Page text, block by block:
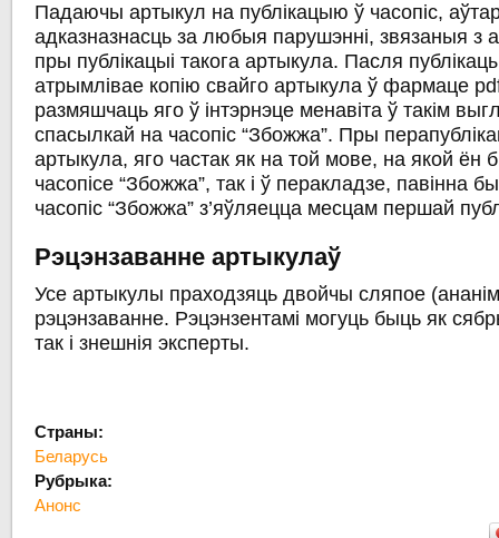
Падаючы артыкул на публікацыю ў часопіс,
адказназнасць за любыя парушэнні, звязаныя з
пры публікацыі такога артыкула. Пасля
атрымлівае копію свайго артыкула ў фармаце
размяшчаць яго ў інтэрнэце менавіта ў такім
спасылкай на часопіс “Збожжа”. Пры
артыкула, яго частак як на той мове, на якой ён
часопісе “Збожжа”, так і ў перакладзе, павінна
часопіс “Збожжа” з’яўляецца месцам першай
Рэцэнзаванне артыкулаў
Усе артыкулы праходзяць двойчы сляпое
рэцэнзаванне. Рэцэнзентамі могуць быць як
так і знешнія эксперты.
Страны:
Беларусь
Рубрыка:
Анонс